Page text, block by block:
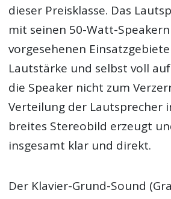
dieser Preisklasse. Das
mit seinen 50-Watt-
vorgesehenen
Lautstärke und selbst voll
die Speaker nicht zum
Verteilung der Lautsprecher
breites Stereobild erzeugt
insgesamt klar und direkt.
Der Klavier-Grund-Sound